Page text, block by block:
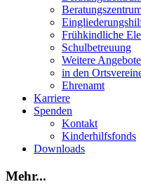
Frühkindliche
Schulbetreuung
Weitere Angebote
in den
Ehrenamt
Karriere
Spenden
Kontakt
Kinderhilfsfonds
Downloads
Mehr...